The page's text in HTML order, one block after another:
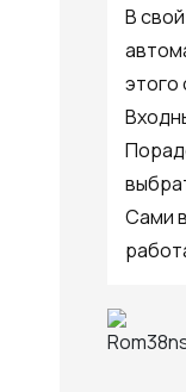
В
этого
Сами